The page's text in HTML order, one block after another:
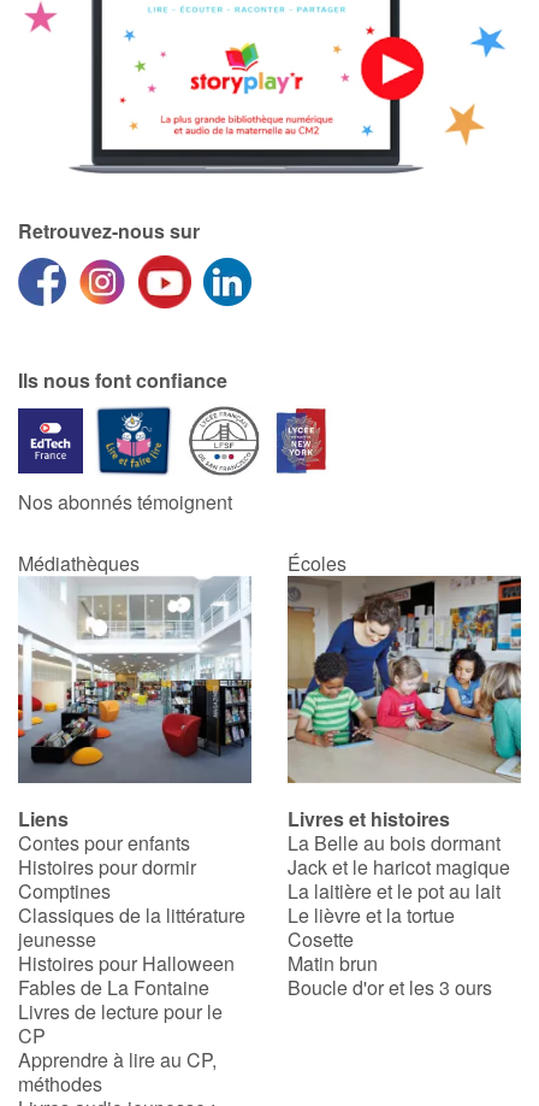
Retrouvez-nous sur
Ils nous font confiance
Nos abonnés témoignent
Médiathèques Écoles
Liens
Contes pour enfants
Histoires pour dormir
Comptines
Classiques de la littérature
jeunesse
Histoires pour Halloween
Fables de La Fontaine
Livres de lecture pour le
CP
Apprendre à lire au CP,
méthodes
Livres et histoires
La Belle au bois dormant
Jack et le haricot magique
La laitière et le pot au lait
Le lièvre et la tortue
Cosette
Matin brun
Boucle d'or et les 3 ours